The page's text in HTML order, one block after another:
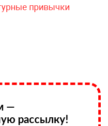
привычки
—
рассылку!